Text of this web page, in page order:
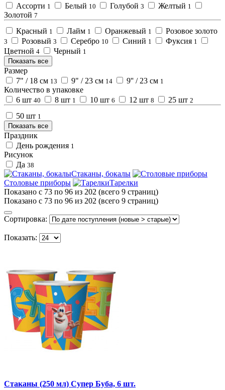
Ассорти 1 Белый 10 Голубой 3 Желтый 1
Золотой 7
Красный 1 Лайм 1 Оранжевый 1 Розовое золото
3 Розовый 3 Серебро 10 Синий 1 Фуксия 1
Цветной 4 Черный 1
Показать все
Размер
7" / 18 см 13 9" / 23 см 14 9'' / 23 см 1
Количество в упаковке
6 шт 40 8 шт 1 10 шт 6 12 шт 8 25 шт 2
50 шт 1
Показать все
Праздник
День рождения 1
Рисунок
Да 38
Стаканы, бокалы
Столовые приборы
Тарелки
Показано с 73 по 96 из 202 (всего 9 страниц)
Показано с 73 по 96 из 202 (всего 9 страниц)
Сортировка:
Показать:
Стаканы (250 мл) Супер Буба, 6 шт.